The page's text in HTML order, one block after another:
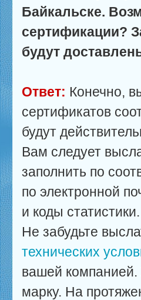
Байкальске.
сертификации?
будут
Ответ: Конечно,
сертификатов
будут
Вам следует
заполнить по
по электронной
и коды статистики.
Не забудьте
технических
вашей компанией.
марку. На